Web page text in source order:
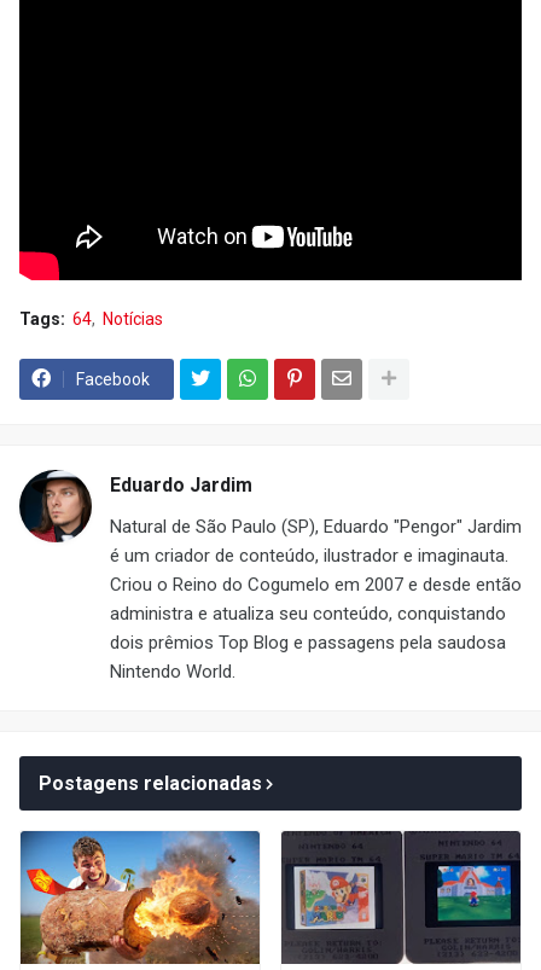
Tags: 64 Notícias
Facebook
Eduardo Jardim
Natural de São Paulo (SP), Eduardo "Pengor" Jardim
é um criador de conteúdo, ilustrador e imaginauta.
Criou o Reino do Cogumelo em 2007 e desde então
administra e atualiza seu conteúdo, conquistando
dois prêmios Top Blog e passagens pela saudosa
Nintendo World.
Postagens relacionadas